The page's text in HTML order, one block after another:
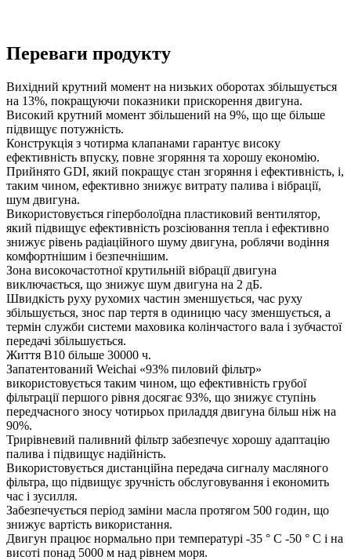
Переваги продукту
Вихідний крутний момент на низьких оборотах збільшується
на 13%, покращуючи показники прискорення двигуна.
Високий крутний момент збільшений на 9%, що ще більше
підвищує потужність.
Конструкція з чотирма клапанами гарантує високу
ефективність впуску, повне згоряння та хорошу економію.
Прийнято GDI, який покращує стан згоряння і ефективність, і,
таким чином, ефективно знижує витрату палива і вібрації,
шум двигуна.
Використовується гіперболоїдна пластиковий вентилятор,
який підвищує ефективність розсіювання тепла і ефективно
знижує рівень радіаційного шуму двигуна, роблячи водіння
комфортнішим і безпечнішим.
Зона високочастотної крутильній вібрації двигуна
виключається, що знижує шум двигуна на 2 дБ.
Швидкість руху рухомих частин зменшується, час руху
збільшується, знос пар тертя в одиницю часу зменшується, а
термін служби системи маховика колінчастого вала і зубчастої
передачі збільшується.
Життя В10 більше 30000 ч.
Запатентований Weichai «93% пиловий фільтр»
використовується таким чином, що ефективність грубої
фільтрації першого рівня досягає 93%, що знижує ступінь
передчасного зносу чотирьох приладдя двигуна більш ніж на
90%.
Трирівневий паливний фільтр забезпечує хорошу адаптацію
палива і підвищує надійність.
Використовується дистанційна передача сигналу масляного
фільтра, що підвищує зручність обслуговування і економить
час і зусилля.
Забезпечується період заміни масла протягом 500 годин, що
знижує вартість використання.
Двигун працює нормально при температурі -35 ° C -50 ° C і на
висоті понад 5000 м над рівнем моря.